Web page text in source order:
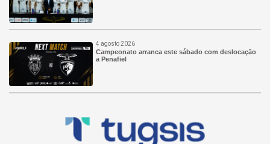
4 agosto 2026
Campeonato arranca este sábado com deslocação
a Penafiel